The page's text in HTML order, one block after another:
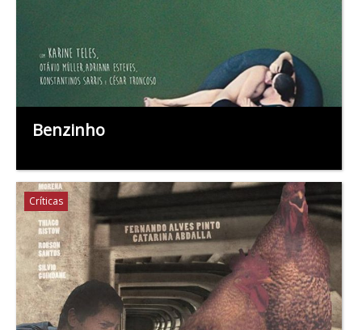
Benzinho
Críticas